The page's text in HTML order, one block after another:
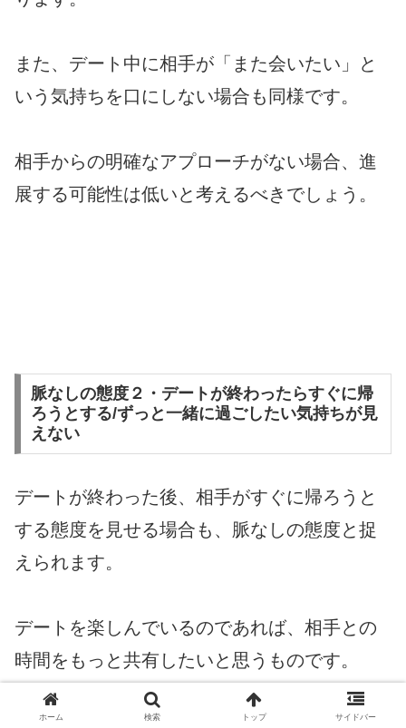
また、デート中に相手が「また会いたい」と
いう気持ちを口にしない場合も同様です。
相手からの明確なアプローチがない場合、進
展する可能性は低いと考えるべきでしょう。
脈なしの態度２・デートが終わったらすぐに帰
ろうとする/ずっと一緒に過ごしたい気持ちが見
えない
デートが終わった後、相手がすぐに帰ろうと
する態度を見せる場合も、脈なしの態度と捉
えられます。
デートを楽しんでいるのであれば、相手との
時間をもっと共有したいと思うものです。
ホーム 検索 トップ サイドバー